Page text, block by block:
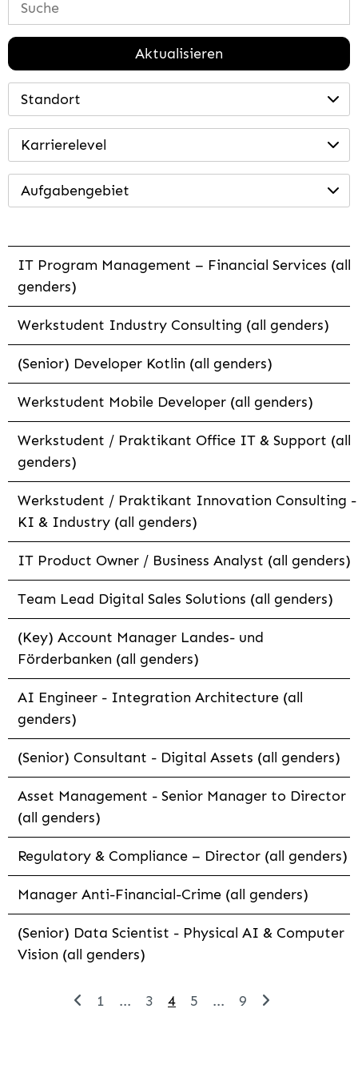
Aktualisieren
Standort
Karrierelevel
Aufgabengebiet
IT Program Management – Financial Services (all
genders)
Werkstudent Industry Consulting (all genders)
(Senior) Developer Kotlin (all genders)
Werkstudent Mobile Developer (all genders)
Werkstudent / Praktikant Office IT & Support (all
genders)
Werkstudent / Praktikant Innovation Consulting -
KI & Industry (all genders)
IT Product Owner / Business Analyst (all genders)
Team Lead Digital Sales Solutions (all genders)
(Key) Account Manager Landes- und
Förderbanken (all genders)
AI Engineer - Integration Architecture (all
genders)
(Senior) Consultant - Digital Assets (all genders)
Asset Management - Senior Manager to Director
(all genders)
Regulatory & Compliance – Director (all genders)
Manager Anti-Financial-Crime (all genders)
(Senior) Data Scientist - Physical AI & Computer
Vision (all genders)
1 ... 3 4 5 ... 9